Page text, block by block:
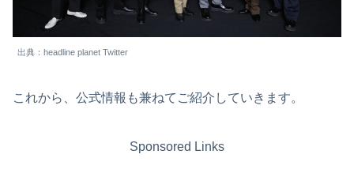
出典：headline planet Twitter
これから、公式情報も兼ねてご紹介していきます。
Sponsored Links